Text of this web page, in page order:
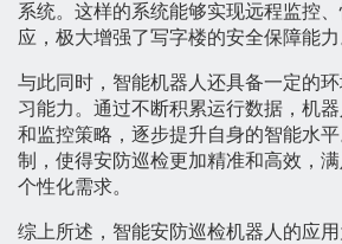
系统。这样的系统能够实现远程监控
应，极大增强了写字楼的安全保障能力
与此同时，智能机器人还具备一定的
习能力。通过不断积累运行数据，机
和监控策略，逐步提升自身的智能水
制，使得安防巡检更加精准和高效，
个性化需求。
综上所述，智能安防巡检机器人的应